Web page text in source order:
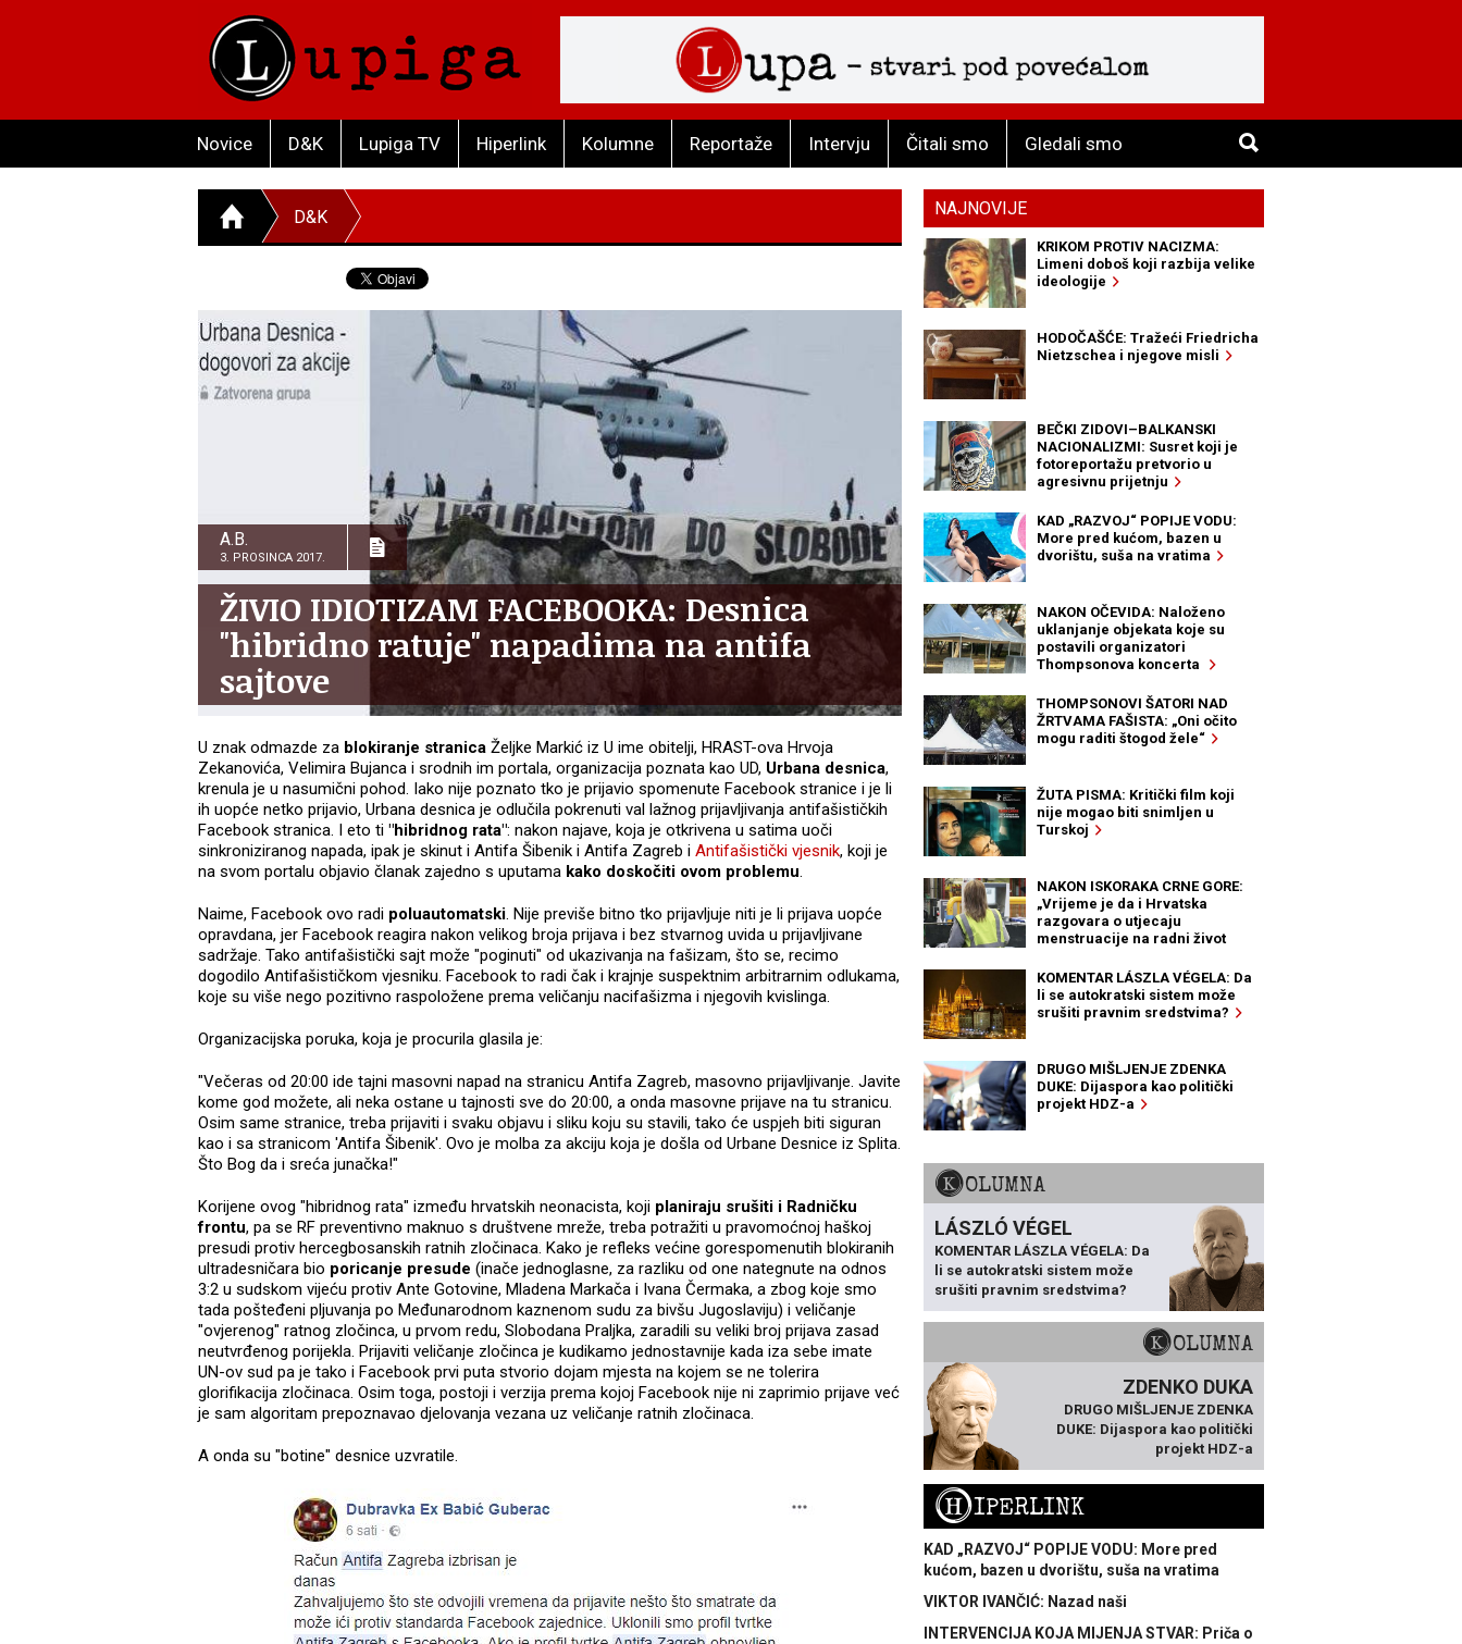
Novice D&K Lupiga TV Hiperlink Kolumne Reportaže Intervju Čitali smo Gledali smo
D&K
A.B.
3. PROSINCA 2017.
ŽIVIO IDIOTIZAM FACEBOOKA: Desnica
"hibridno ratuje" napadima na antifa
sajtove
U znak odmazde za blokiranje stranica Željke Markić iz U ime obitelji, HRAST-ova Hrvoja
Zekanovića, Velimira Bujanca i srodnih im portala, organizacija poznata kao UD, Urbana desnica,
krenula je u nasumični pohod. Iako nije poznato tko je prijavio spomenute Facebook stranice i je li
ih uopće netko prijavio, Urbana desnica je odlučila pokrenuti val lažnog prijavljivanja antifašističkih
Facebook stranica. I eto ti "hibridnog rata": nakon najave, koja je otkrivena u satima uoči
sinkroniziranog napada, ipak je skinut i Antifa Šibenik i Antifa Zagreb i Antifašistički vjesnik, koji je
na svom portalu objavio članak zajedno s uputama kako doskočiti ovom problemu.
Naime, Facebook ovo radi poluautomatski. Nije previše bitno tko prijavljuje niti je li prijava uopće
opravdana, jer Facebook reagira nakon velikog broja prijava i bez stvarnog uvida u prijavljivane
sadržaje. Tako antifašistički sajt može "poginuti" od ukazivanja na fašizam, što se, recimo
dogodilo Antifašističkom vjesniku. Facebook to radi čak i krajnje suspektnim arbitrarnim odlukama,
koje su više nego pozitivno raspoložene prema veličanju nacifašizma i njegovih kvislinga.
Organizacijska poruka, koja je procurila glasila je:
"Večeras od 20:00 ide tajni masovni napad na stranicu Antifa Zagreb, masovno prijavljivanje. Javite
kome god možete, ali neka ostane u tajnosti sve do 20:00, a onda masovne prijave na tu stranicu.
Osim same stranice, treba prijaviti i svaku objavu i sliku koju su stavili, tako će uspjeh biti siguran
kao i sa stranicom 'Antifa Šibenik'. Ovo je molba za akciju koja je došla od Urbane Desnice iz Splita.
Što Bog da i sreća junačka!"
Korijene ovog "hibridnog rata" između hrvatskih neonacista, koji planiraju srušiti i Radničku
frontu, pa se RF preventivno maknuo s društvene mreže, treba potražiti u pravomoćnoj haškoj
presudi protiv hercegbosanskih ratnih zločinaca. Kako je refleks većine gorespomenutih blokiranih
ultradesničara bio poricanje presude (inače jednoglasne, za razliku od one nategnute na odnos
3:2 u sudskom vijeću protiv Ante Gotovine, Mladena Markača i Ivana Čermaka, a zbog koje smo
tada pošteđeni pljuvanja po Međunarodnom kaznenom sudu za bivšu Jugoslaviju) i veličanje
"ovjerenog" ratnog zločinca, u prvom redu, Slobodana Praljka, zaradili su veliki broj prijava zasad
neutvrđenog porijekla. Prijaviti veličanje zločinca je kudikamo jednostavnije kada iza sebe imate
UN-ov sud pa je tako i Facebook prvi puta stvorio dojam mjesta na kojem se ne tolerira
glorifikacija zločinaca. Osim toga, postoji i verzija prema kojoj Facebook nije ni zaprimio prijave već
je sam algoritam prepoznavao djelovanja vezana uz veličanje ratnih zločinaca.
A onda su "botine" desnice uzvratile.
NAJNOVIJE
KRIKOM PROTIV NACIZMA:
Limeni doboš koji razbija velike
ideologije
HODOČAŠĆE: Tražeći Friedricha
Nietzschea i njegove misli
BEČKI ZIDOVI–BALKANSKI
NACIONALIZMI: Susret koji je
fotoreportažu pretvorio u
agresivnu prijetnju
KAD „RAZVOJ“ POPIJE VODU:
More pred kućom, bazen u
dvorištu, suša na vratima
NAKON OČEVIDA: Naloženo
uklanjanje objekata koje su
postavili organizatori
Thompsonova koncerta
THOMPSONOVI ŠATORI NAD
ŽRTVAMA FAŠISTA: „Oni očito
mogu raditi štogod žele“
ŽUTA PISMA: Kritički film koji
nije mogao biti snimljen u
Turskoj
NAKON ISKORAKA CRNE GORE:
„Vrijeme je da i Hrvatska
razgovara o utjecaju
menstruacije na radni život
KOMENTAR LÁSZLA VÉGELA: Da
li se autokratski sistem može
srušiti pravnim sredstvima?
DRUGO MIŠLJENJE ZDENKA
DUKE: Dijaspora kao politički
projekt HDZ-a
KOLUMNA
LÁSZLÓ VÉGEL
KOMENTAR LÁSZLA VÉGELA: Da
li se autokratski sistem može
srušiti pravnim sredstvima?
KOLUMNA
ZDENKO DUKA
DRUGO MIŠLJENJE ZDENKA
DUKE: Dijaspora kao politički
projekt HDZ-a
HIPERLINK
KAD „RAZVOJ“ POPIJE VODU: More pred
kućom, bazen u dvorištu, suša na vratima
VIKTOR IVANČIĆ: Nazad naši
INTERVENCIJA KOJA MIJENJA STVAR: Priča o